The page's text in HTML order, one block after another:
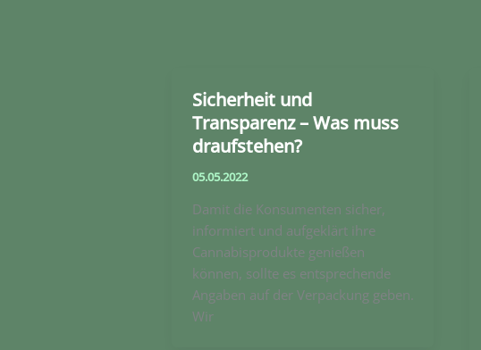
Sicherheit und
Transparenz – Was muss
draufstehen?
05.05.2022
Damit die Konsumenten sicher,
informiert und aufgeklärt ihre
Cannabisprodukte genießen
können, sollte es entsprechende
Angaben auf der Verpackung geben.
Wir